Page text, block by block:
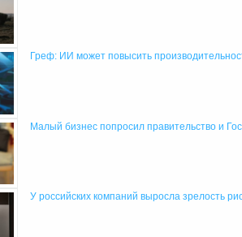
Греф: ИИ может повысить
Малый бизнес попросил правительство и
У российских компаний выросла зрелость